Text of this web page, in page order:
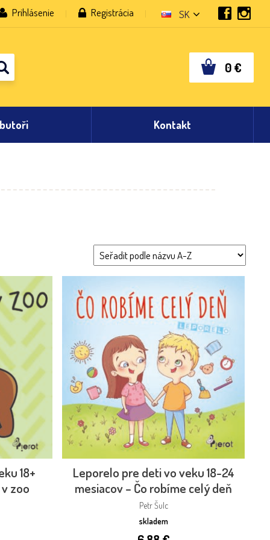
Prihlásenie Registrácia SK
0€
Kontakt
18+
zoo
Leporelo pre deti vo veku 18-24
mesiacov – Čo robíme celý deň
Petr Šulc
skladem